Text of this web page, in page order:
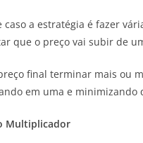
caso a estratégia é fazer
que o preço vai subir de
final terminar mais ou
em uma e
Multiplicador